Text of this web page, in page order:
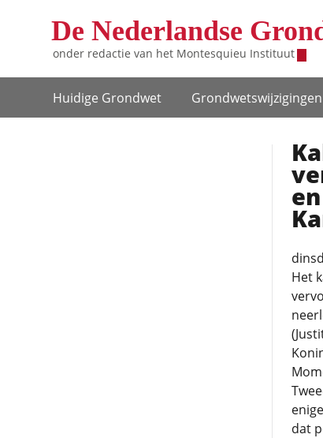
De Nederlandse
onder redactie van het Montesquieu Instituut
Hoofdnavigatie
Huidige Grondwet Grondwets­wijzigingen
Het
dat